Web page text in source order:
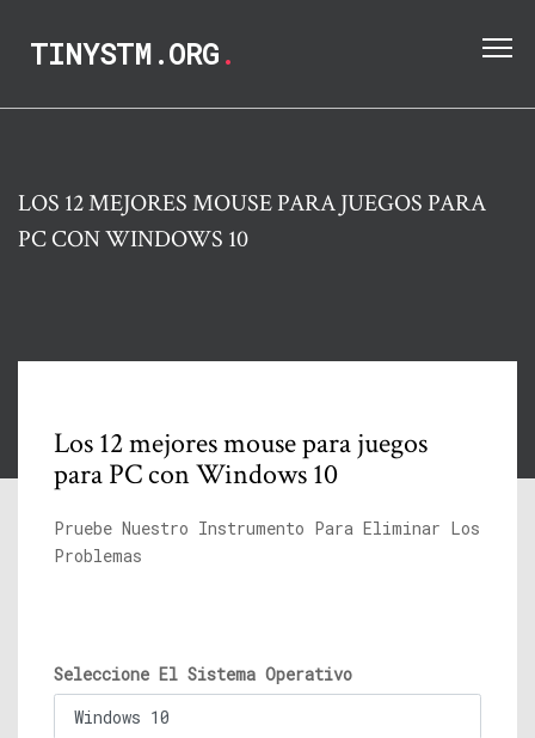
TINYSTM.ORG.
LOS 12 MEJORES MOUSE PARA JUEGOS PARA
PC CON WINDOWS 10
Los 12 mejores mouse para juegos
para PC con Windows 10
Pruebe Nuestro Instrumento Para Eliminar Los
Problemas
Seleccione El Sistema Operativo